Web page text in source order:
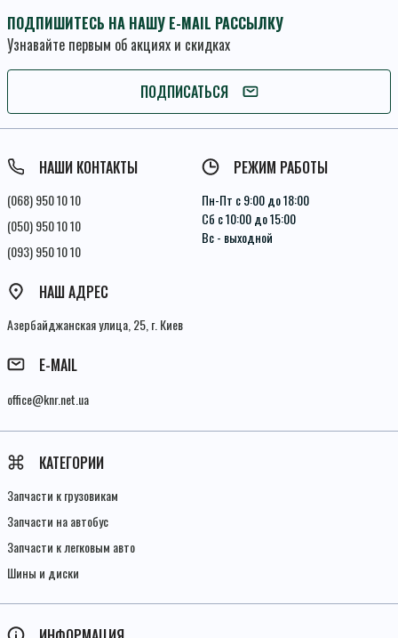
ПОДПИШИТЕСЬ НА НАШУ E-MAIL РАССЫЛКУ
Узнавайте первым об акциях и скидках
ПОДПИСАТЬСЯ
ПОДПИСАТЬСЯ
Условия соглашения
НАШИ КОНТАКТЫ
(068) 950 10 10
(050) 950 10 10
(093) 950 10 10
РЕЖИМ РАБОТЫ
Пн-Пт с 9:00 до 18:00
Сб с 10:00 до 15:00
Вс - выходной
НАШ АДРЕС
Азербайджанская улица, 25, г. Киев
E-MAIL
office@knr.net.ua
КАТЕГОРИИ
Запчасти к грузовикам
Запчасти на автобус
Запчасти к легковым авто
Шины и диски